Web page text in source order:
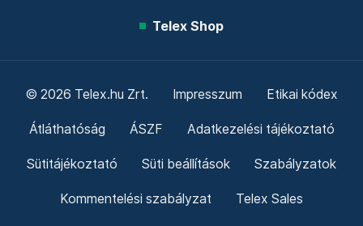
Telex Shop
© 2026 Telex.hu Zrt. Impresszum Etikai kódex
Átláthatóság ÁSZF Adatkezelési tájékoztató
Sütitájékoztató Süti beállítások Szabályzatok
Kommentelési szabályzat Telex Sales